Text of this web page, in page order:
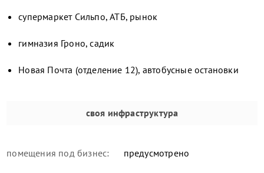
супермаркет Сильпо, АТБ, рынок
гимназия Гроно, садик
Новая Почта (отделение 12), автобусные остановки
своя инфраструктура
помещения под бизнес: предусмотрено